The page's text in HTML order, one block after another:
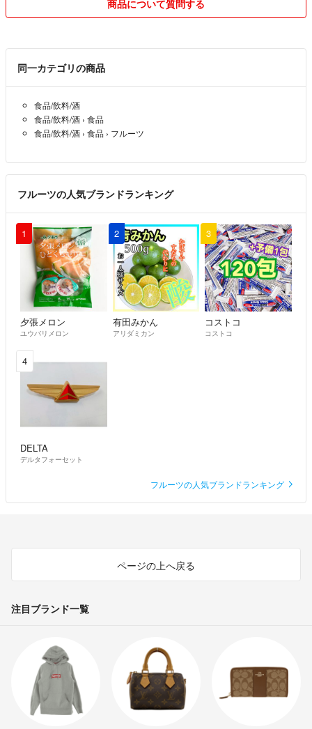
ます♪
★梱包に関しましては、プチプチで梱包してしまうとサイズオーバーに
なってしまう為、そのまま遮光袋に入れての発送となります。ナッツの
お願い致します。
⚠️発送ミス等でご迷惑をお掛けする場合がございますが、返金・交換等
⚠️発送は全てねこぽすでのお届けとなります。
ポストへのお届けとなりますので、ポスト到着後の管理に関しまして
は、落札者様でお願いいたします。
領収書の発行は行っておりません。
商品について質問する
同一カテゴリの商品
食品/飲料/酒
食品/飲料/酒 › 食品
食品/飲料/酒 › 食品 › フルーツ
フルーツの人気ブランドランキング
1
夕張メロン
ユウバリメロン
2
有田みかん
アリダミカン
3
コストコ
コストコ
4
DELTA
デルタフォーセット
フルーツの人気ブランドランキング
ページの上へ戻る
注目ブランド一覧